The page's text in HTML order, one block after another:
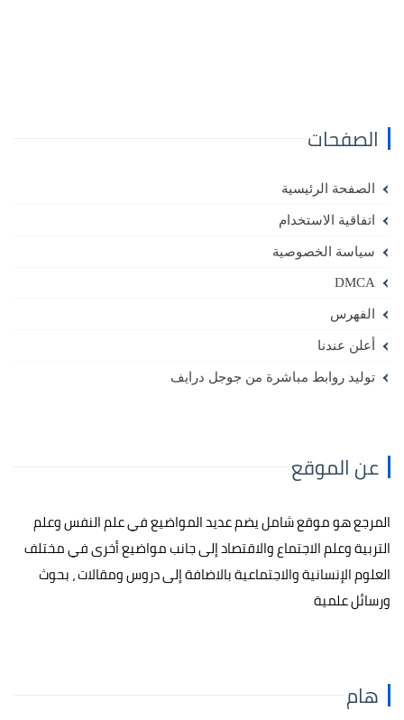
الصفحات
الصفحة الرئيسية
اتفاقية الاستخدام
سياسة الخصوصية
DMCA
الفهرس
أعلن عندنا
توليد روابط مباشرة من جوجل درايف
عن الموقع
المرجع هو موقع شامل يضم عديد المواضيع في علم النفس وعلم
التربية وعلم الاجتماع والاقتصاد إلى جانب مواضيع أخرى في مختلف
العلوم الإنسانية والاجتماعية بالاضافة إلى دروس ومقالات ، بحوث
ورسائل علمية
هام